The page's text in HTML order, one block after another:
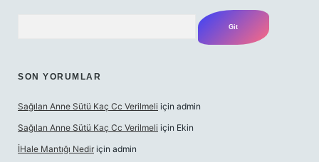
SON YORUMLAR
Sağılan Anne Sütü Kaç Cc Verilmeli için admin
Sağılan Anne Sütü Kaç Cc Verilmeli için Ekin
İHale Mantığı Nedir için admin